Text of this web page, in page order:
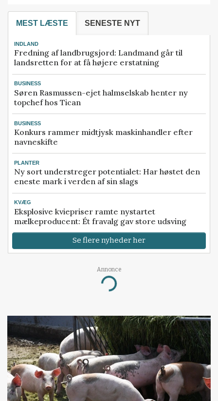
MEST LÆSTE SENESTE NYT
INDLAND
Fredning af landbrugsjord: Landmand går til
landsretten for at få højere erstatning
BUSINESS
Søren Rasmussen-ejet halmselskab henter ny
topchef hos Tican
BUSINESS
Konkurs rammer midtjysk maskinhandler efter
navneskifte
PLANTER
Ny sort understreger potentialet: Har høstet den
eneste mark i verden af sin slags
KVÆG
Eksplosive kviepriser ramte nystartet
mælkeproducent: Ét fravalg gav store udsving
Se flere nyheder her
Annonce
Loading...